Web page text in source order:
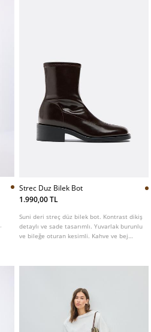
Strec Duz Bilek Bot
1.990,00 TL
Suni deri streç düz bilek bot. Kontrast dikiş
detaylı ve sade tasarımlı. Yuvarlak burunlu
ve bileğe oturan kesimli. Kahve ve bej